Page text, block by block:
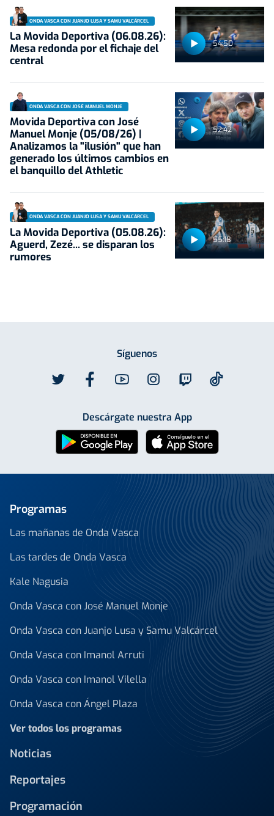
54:50
ONDA VASCA CON JUANJO LUSA Y SAMU VALCÁRCEL
La Movida Deportiva (06.08.26):
Mesa redonda por el fichaje del
central
52:42
ONDA VASCA CON JOSÉ MANUEL MONJE
Movida Deportiva con José
Manuel Monje (05/08/26) |
Analizamos la "ilusión" que han
generado los últimos cambios en
el banquillo del Athletic
55:18
ONDA VASCA CON JUANJO LUSA Y SAMU VALCÁRCEL
La Movida Deportiva (05.08.26):
Aguerd, Zezé... se disparan los
rumores
Síguenos
Descárgate nuestra App
Programas
Las mañanas de Onda Vasca
Las tardes de Onda Vasca
Kale Nagusia
Onda Vasca con José Manuel Monje
Onda Vasca con Juanjo Lusa y Samu Valcárcel
Onda Vasca con Imanol Arruti
Onda Vasca con Imanol Vilella
Onda Vasca con Ángel Plaza
Ver todos los programas
Noticias
Reportajes
Programación